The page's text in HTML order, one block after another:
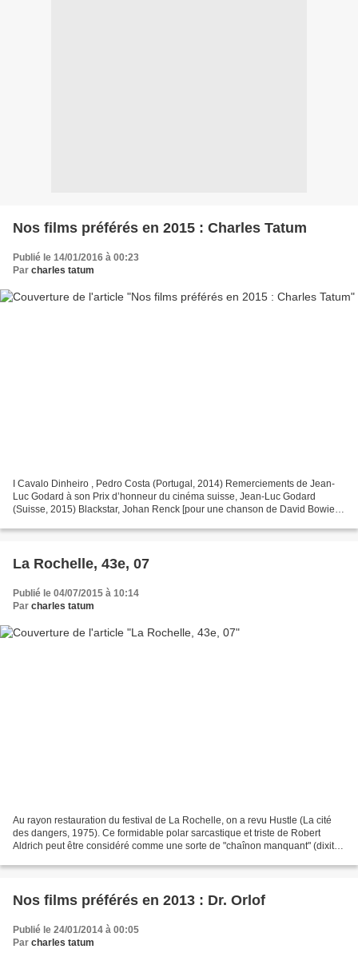
Nos films préférés en 2015 : Charles Tatum
Publié le 14/01/2016 à 00:23
Par charles tatum
I Cavalo Dinheiro , Pedro Costa (Portugal, 2014) Remerciements de Jean-
Luc Godard à son Prix d’honneur du cinéma suisse, Jean-Luc Godard
(Suisse, 2015) Blackstar, Johan Renck [pour une chanson de David Bowie]
La Rochelle, 43e, 07
Publié le 04/07/2015 à 10:14
Par charles tatum
Au rayon restauration du festival de La Rochelle, on a revu Hustle (La cité
des dangers, 1975). Ce formidable polar sarcastique et triste de Robert
Aldrich peut être considéré comme une sorte de "chaînon manquant" (dixit
Nos films préférés en 2013 : Dr. Orlof
Publié le 24/01/2014 à 00:05
Par charles tatum